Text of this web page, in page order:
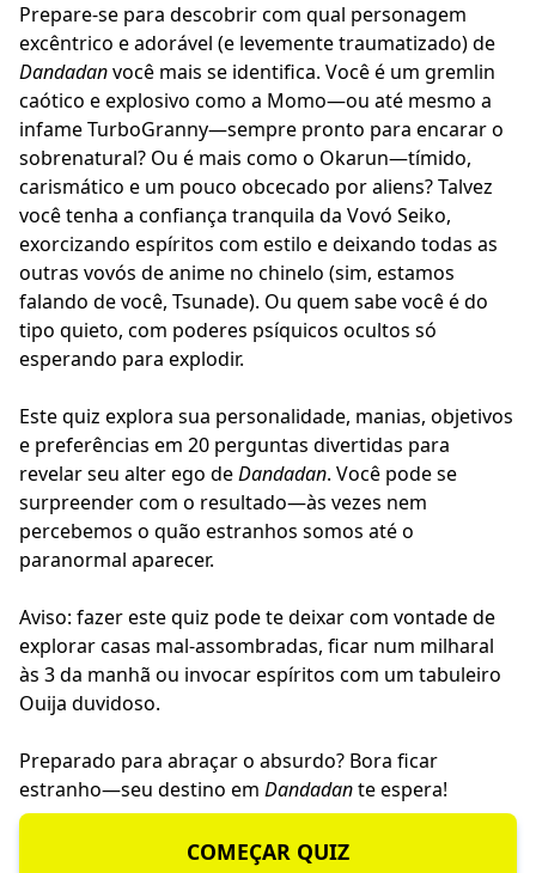
Prepare-se para descobrir com qual personagem
excêntrico e adorável (e levemente traumatizado) de
Dandadanvocê mais se identifica. Você é um gremlin
caótico e explosivo como a Momo—ou até mesmo a
infame TurboGranny—sempre pronto para encarar o
sobrenatural? Ou é mais como o Okarun—tímido,
carismático e um pouco obcecado por aliens? Talvez
você tenha a confiança tranquila da Vovó Seiko,
exorcizando espíritos com estilo e deixando todas as
outras vovós de anime no chinelo (sim, estamos
falando de você, Tsunade). Ou quem sabe você é do
tipo quieto, com poderes psíquicos ocultos só
esperando para explodir.
Este quiz explora sua personalidade, manias, objetivos
e preferências em 20 perguntas divertidas para
revelar seu alter ego deDandadan. Você pode se
surpreender com o resultado—às vezes nem
percebemos o quão estranhos somos até o
paranormal aparecer.
Aviso: fazer este quiz pode te deixar com vontade de
explorar casas mal-assombradas, ficar num milharal
às 3 da manhã ou invocar espíritos com um tabuleiro
Ouija duvidoso.
Preparado para abraçar o absurdo? Bora ficar
estranho—seu destino em Dandadante espera!
COMEÇAR QUIZ